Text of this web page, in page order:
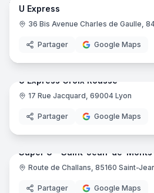
U Express
36 Bis Avenue Charles de Gaulle,
Partager Google Maps
U Express Croix Rousse
17 Rue Jacquard, 69004 Lyon
Partager Google Maps
Super U - Saint-Jean-de-Monts
Route de Challans, 85160 Saint-
Partager Google Maps